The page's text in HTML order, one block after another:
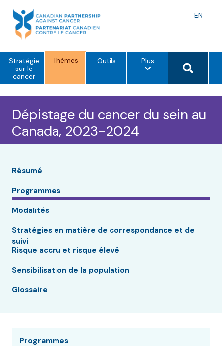
content
EN
Stratégie
sur le
cancer
Thèmes Outils Pluso
i
d
Search
Dépistage du cancer du sein au
Canada, 2023-2024
Résumé
Programmes
Modalités
Stratégies en matière de correspondance et de
suivi
Risque accru et risque élevé
Sensibilisation de la population
Glossaire
Programmes